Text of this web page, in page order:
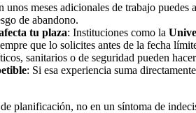
unos meses adicionales de trabajo
de abandono.
tu plaza: Instituciones como la
que lo solicites antes de la fecha
sanitarios o de seguridad pueden
: Si esa experiencia suma
planificación, no en un síntoma de